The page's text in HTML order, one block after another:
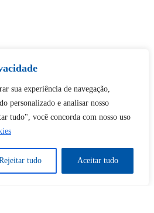
sua experiência de navegação,
personalizado e analisar nosso
tudo", você concorda com nosso uso
tudo Aceitar tudo
esta publicação?
esquerda : 0